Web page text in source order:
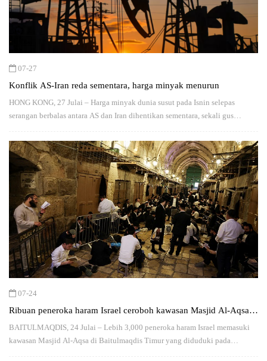
07-27
Konflik AS-Iran reda sementara, harga minyak menurun
HONG KONG, 27 Julai – Harga minyak dunia susut pada Isnin selepas
serangan berbalas antara AS dan Iran dihentikan sementara, sekali gus
07-24
Ribuan peneroka haram Israel ceroboh kawasan Masjid Al-Aqsa,
jemaah Palestin dihalang masuk
BAITULMAQDIS, 24 Julai – Lebih 3,000 peneroka haram Israel memasuki
kawasan Masjid Al-Aqsa di Baitulmaqdis Timur yang diduduki pada